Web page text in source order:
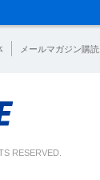
メールマガジン購読
RESERVED.